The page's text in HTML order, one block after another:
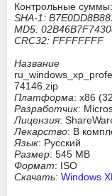
Контрольные суммы:
SHA-1:
MD5:
CRC32: FFFFFFFF
74146.zip
Платформа: x86
Разработчик:
Лицензия:
Лекарство: В
Язык: Русский
Размер: 545 MB
Формат: ISO
Скачать: Windows